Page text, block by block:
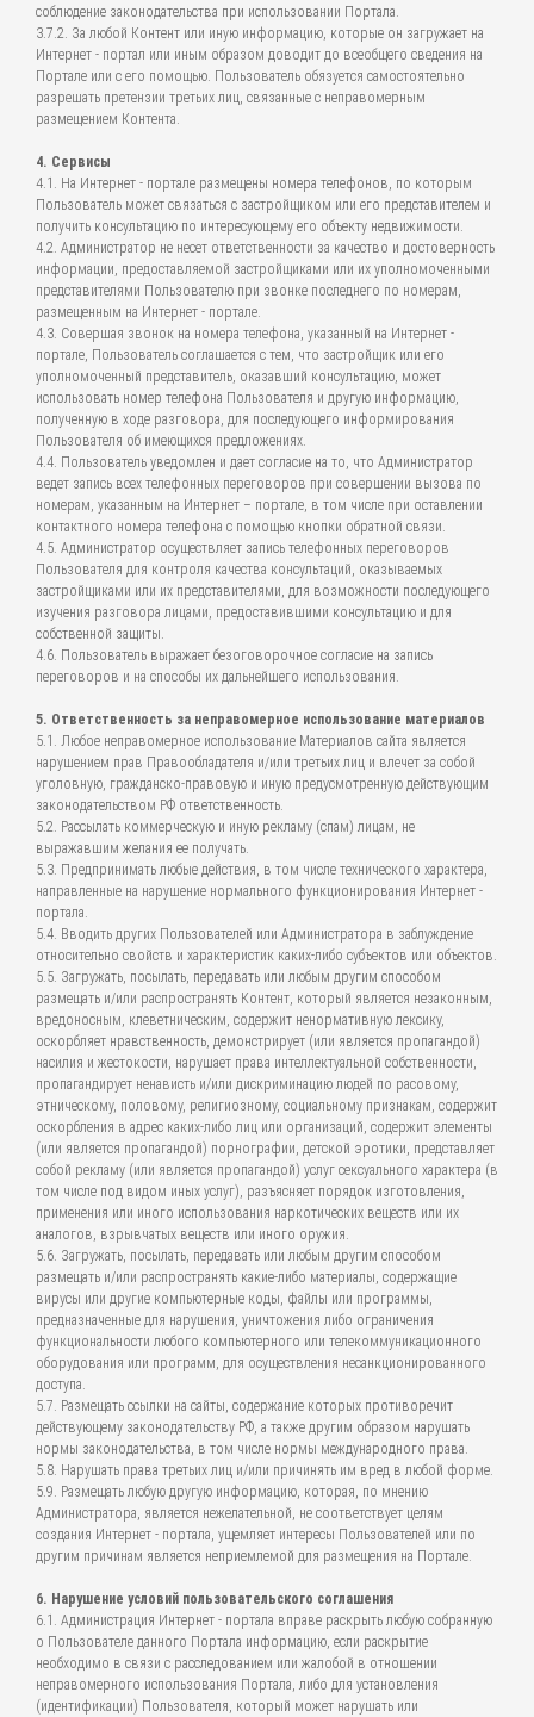
соблюдение законодательства при использовании Портала.
3.7.2. За любой Контент или иную информацию, которые он загружает на
Интернет - портал или иным образом доводит до всеобщего сведения на
Портале или с его помощью. Пользователь обязуется самостоятельно
разрешать претензии третьих лиц, связанные с неправомерным
размещением Контента.
4. Сервисы
4.1. На Интернет - портале размещены номера телефонов, по которым
Пользователь может связаться с застройщиком или его представителем и
получить консультацию по интересующему его объекту недвижимости.
4.2. Администратор не несет ответственности за качество и достоверность
информации, предоставляемой застройщиками или их уполномоченными
представителями Пользователю при звонке последнего по номерам,
размещенным на Интернет - портале.
4.3. Совершая звонок на номера телефона, указанный на Интернет -
портале, Пользователь соглашается с тем, что застройщик или его
уполномоченный представитель, оказавший консультацию, может
использовать номер телефона Пользователя и другую информацию,
полученную в ходе разговора, для последующего информирования
Пользователя об имеющихся предложениях.
4.4. Пользователь уведомлен и дает согласие на то, что Администратор
ведет запись всех телефонных переговоров при совершении вызова по
номерам, указанным на Интернет – портале, в том числе при оставлении
контактного номера телефона с помощью кнопки обратной связи.
4.5. Администратор осуществляет запись телефонных переговоров
Пользователя для контроля качества консультаций, оказываемых
застройщиками или их представителями, для возможности последующего
изучения разговора лицами, предоставившими консультацию и для
собственной защиты.
4.6. Пользователь выражает безоговорочное согласие на запись
переговоров и на способы их дальнейшего использования.
5. Ответственность за неправомерное использование материалов
5.1. Любое неправомерное использование Материалов сайта является
нарушением прав Правообладателя и/или третьих лиц и влечет за собой
уголовную, гражданско-правовую и иную предусмотренную действующим
законодательством РФ ответственность.
5.2. Рассылать коммерческую и иную рекламу (спам) лицам, не
выражавшим желания ее получать.
5.3. Предпринимать любые действия, в том числе технического характера,
направленные на нарушение нормального функционирования Интернет -
портала.
5.4. Вводить других Пользователей или Администратора в заблуждение
относительно свойств и характеристик каких-либо субъектов или объектов.
5.5. Загружать, посылать, передавать или любым другим способом
размещать и/или распространять Контент, который является незаконным,
вредоносным, клеветническим, содержит ненормативную лексику,
оскорбляет нравственность, демонстрирует (или является пропагандой)
насилия и жестокости, нарушает права интеллектуальной собственности,
пропагандирует ненависть и/или дискриминацию людей по расовому,
этническому, половому, религиозному, социальному признакам, содержит
оскорбления в адрес каких-либо лиц или организаций, содержит элементы
(или является пропагандой) порнографии, детской эротики, представляет
собой рекламу (или является пропагандой) услуг сексуального характера (в
том числе под видом иных услуг), разъясняет порядок изготовления,
применения или иного использования наркотических веществ или их
аналогов, взрывчатых веществ или иного оружия.
5.6. Загружать, посылать, передавать или любым другим способом
размещать и/или распространять какие-либо материалы, содержащие
вирусы или другие компьютерные коды, файлы или программы,
предназначенные для нарушения, уничтожения либо ограничения
функциональности любого компьютерного или телекоммуникационного
оборудования или программ, для осуществления несанкционированного
доступа.
5.7. Размещать ссылки на сайты, содержание которых противоречит
действующему законодательству РФ, а также другим образом нарушать
нормы законодательства, в том числе нормы международного права.
5.8. Нарушать права третьих лиц и/или причинять им вред в любой форме.
5.9. Размещать любую другую информацию, которая, по мнению
Администратора, является нежелательной, не соответствует целям
создания Интернет - портала, ущемляет интересы Пользователей или по
другим причинам является неприемлемой для размещения на Портале.
6. Нарушение условий пользовательского соглашения
6.1. Администрация Интернет - портала вправе раскрыть любую собранную
о Пользователе данного Портала информацию, если раскрытие
необходимо в связи с расследованием или жалобой в отношении
неправомерного использования Портала, либо для установления
(идентификации) Пользователя, который может нарушать или